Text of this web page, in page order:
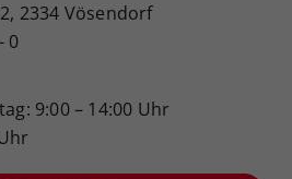
2334 Vösendorf
0
9:00 – 14:00 Uhr